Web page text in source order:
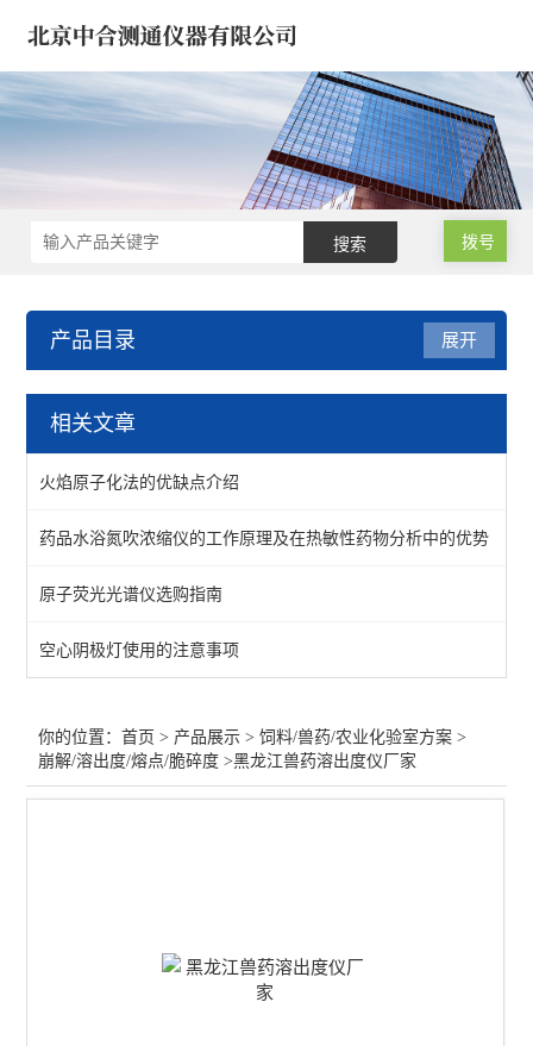
拨号
产品目录
饲料/兽药/农业化验室方案
红外分光光度计-兽药/饲料
查看全部 >>
展开
相关文章
火焰原子化法的优缺点介绍
药品水浴氮吹浓缩仪的工作原理及在热敏性药物分析中的优势
原子荧光光谱仪选购指南
空心阴极灯使用的注意事项
你的位置：首页 > 产品展示 >饲料/兽药/农业化验室方案 >
崩解/溶出度/熔点/脆碎度 >黑龙江兽药溶出度仪厂家